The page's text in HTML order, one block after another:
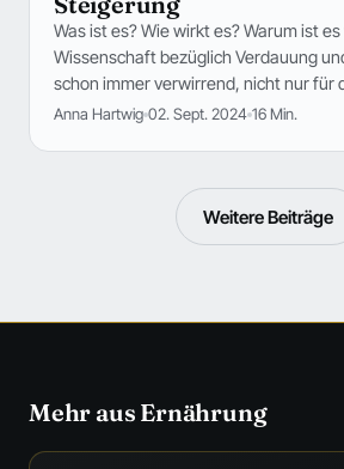
Was ist es? Wie wirkt es? Warum ist
Wissenschaft bezüglich Verdauung
schon immer verwirrend, nicht nur für
Anna Hartwig 02. Sept. 2024 16 Min.
Weitere Beiträge
Mehr aus Ernährung